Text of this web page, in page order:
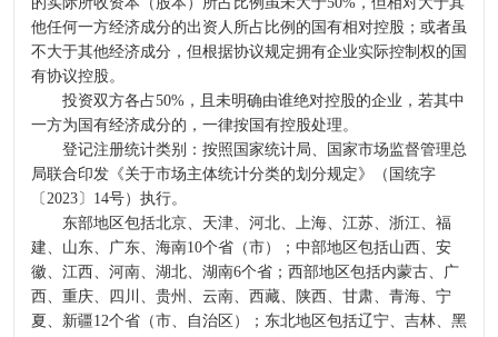
他任何一方经济成分的出资人所占比例的国有相对控股；或者虽
不大于其他经济成分，但根据协议规定拥有企业实际控制权的国
有协议控股。
投资双方各占50%，且未明确由谁绝对控股的企业，若其中
一方为国有经济成分的，一律按国有控股处理。
登记注册统计类别：按照国家统计局、国家市场监督管理总
局联合印发《关于市场主体统计分类的划分规定》（国统字
〔2023〕14号）执行。
东部地区包括北京、天津、河北、上海、江苏、浙江、福
建、山东、广东、海南10个省（市）；中部地区包括山西、安
徽、江西、河南、湖北、湖南6个省；西部地区包括内蒙古、广
西、重庆、四川、贵州、云南、西藏、陕西、甘肃、青海、宁
夏、新疆12个省（市、自治区）；东北地区包括辽宁、吉林、黑